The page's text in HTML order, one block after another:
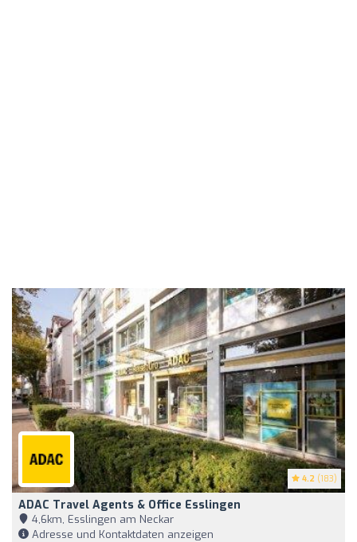
4.2 (183)
ADAC Travel Agents & Office Esslingen
4,6km, Esslingen am Neckar
Adresse und Kontaktdaten anzeigen